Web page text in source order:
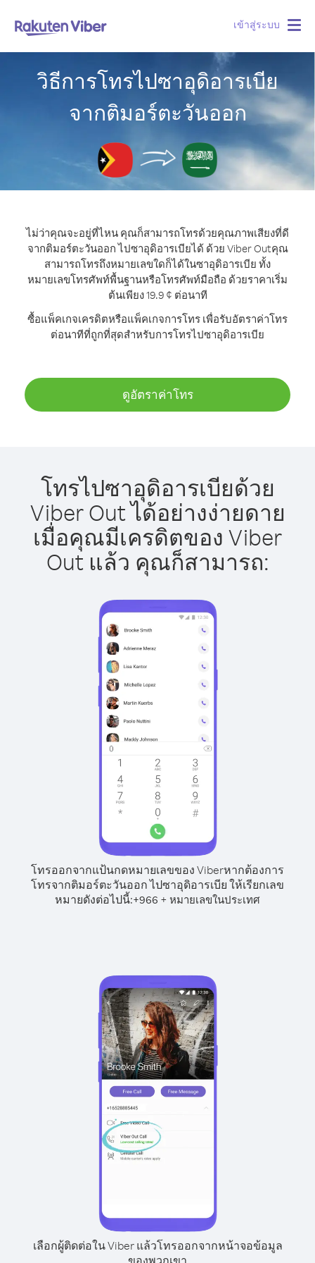
เข้าสู่ระบบ
วิธีการโทรไปซาอุดิอารเบีย
จากติมอร์ตะวันออก
ไม่ว่าคุณจะอยู่ที่ไหน คุณก็สามารถโทรด้วยคุณภาพเสียงที่ดี
จากติมอร์ตะวันออก ไปซาอุดิอารเบียได้ ด้วย Viber Outคุณ
สามารถโทรถึงหมายเลขใดก็ได้ในซาอุดิอารเบีย ทั้ง
หมายเลขโทรศัพท์พื้นฐานหรือโทรศัพท์มือถือ ด้วยราคาเริ่ม
ต้นเพียง 19.9 ¢ ต่อนาที
ซื้อแพ็คเกจเครดิตหรือแพ็คเกจการโทร เพื่อรับอัตราค่าโทร
ต่อนาทีที่ถูกที่สุดสำหรับการโทรไปซาอุดิอารเบีย
ดูอัตราค่าโทร
โทรไปซาอุดิอารเบียด้วย
Viber Out ได้อย่างง่ายดาย
เมื่อคุณมีเครดิตของ Viber
Out แล้ว คุณก็สามารถ:
โทรออกจากแป้นกดหมายเลขของ Viberหากต้องการ
โทรจากติมอร์ตะวันออก ไปซาอุดิอารเบีย ให้เรียกเลข
หมายดังต่อไปนี้:+966 + หมายเลขในประเทศ
เลือกผู้ติดต่อใน Viber แล้วโทรออกจากหน้าจอข้อมูล
ของพวกเขา